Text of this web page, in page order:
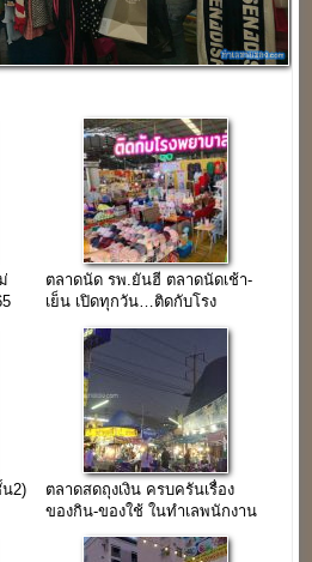
ตลาดนัด รพ.ยันฮี ตลาดนัดเช้า-
เย็น เปิดทุกวัน…ติดกับโรง
2)
ตลาดสดถุงเงิน ครบครันเรื่อง
ของกิน-ของใช้ ในทำเลพนักงาน